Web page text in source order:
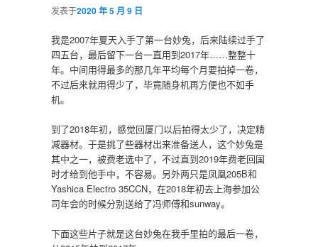
发表于2020 年 5 月 9 日
我是2007年夏天入手了第一台妙兔，后来陆续过手了
四五台，最后留下一台一直用到2017年……整整十
年。中间用得最多的那几年平均每个月要拍掉一卷，
不过后来就用得少了，毕竟随身机再方便也不如手
机。
到了2018年初，感觉回厦门以后拍得太少了，决定精
减器材。于是挑了些器材出来准备送人，这个妙兔是
其中之一，被费老选中了，不过直到2019年费老回国
时才给到他手中，不容易。另外两只是凤凰205B和
Yashica Electro 35CCN，在2018年初去上海参加公
司年会的时候分别送给了冯师傅和sunway。
下面这些片子就是这台妙兔在我手里拍的最后一卷，